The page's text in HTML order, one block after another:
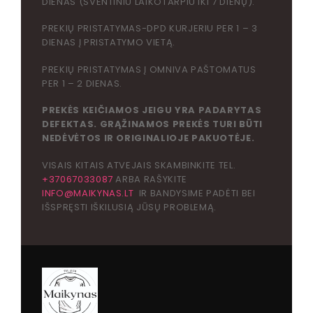
PREKIŲ PRISTATYMAS-DPD KURJERIU PER 1 – 3
DIENAS Į PRISTATYMO VIETĄ.
PREKIŲ PRISTATYMAS Į OMNIVA PAŠTOMATUS
PER 1 – 2 DIENAS.
PREKĖS KEIČIAMOS JEIGU YRA PADARYTAS
DEFEKTAS. GRĄŽINAMOS PREKĖS TURI BŪTI
NEDĖVĖTOS IR ORIGINALIOJE PAKUOTĖJE.
VISAIS KITAIS ATVEJAIS SKAMBINKITE TEL.
+37067033087 ARBA RAŠYKITE
INFO@MAIKYNAS.LT IR BANDYSIME PADĖTI BEI
IŠSPRĘSTI IŠKILUSIĄ JŪSŲ PROBLEMĄ.